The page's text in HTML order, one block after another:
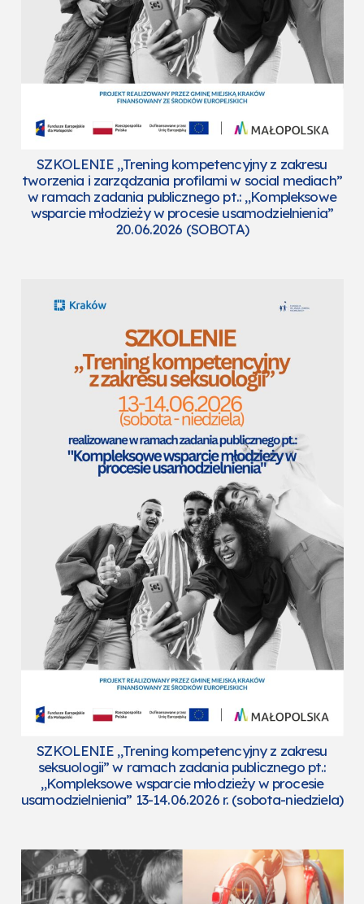
SZKOLENIE „Trening kompetencyjny z zakresu
tworzenia i zarządzania profilami w social mediach”
w ramach zadania publicznego pt.: „Kompleksowe
wsparcie młodzieży w procesie usamodzielnienia”
20.06.2026 (SOBOTA)
SZKOLENIE „Trening kompetencyjny z zakresu
seksuologii” w ramach zadania publicznego pt.:
„Kompleksowe wsparcie młodzieży w procesie
usamodzielnienia” 13-14.06.2026 r. (sobota-niedziela)